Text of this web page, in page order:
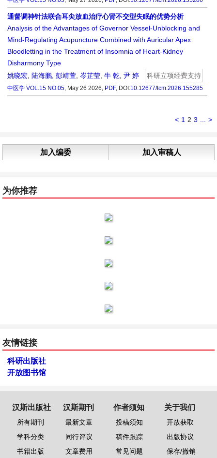
通督调神针法联合耳尖放血治疗心肾不交型失眠的优势分析
Analysis of the Advantages of Governor Vessel-Unblocking and
Mind-Regulating Acupuncture Combined with Auricular Apex
Bloodletting in the Treatment of Insomnia of Heart-Kidney
Disharmony Type
姚晓宏
陆海鹏 彭靖萱 岑芷莹 牛 乾 尹 婷 科研立项经费支持
中医学 VOL.15 NO.05, May 26 2026, PDF, DOI:10.12677/tcm.2026.155285
< 1 2 3 >
加入编委 加入审稿人
为你推荐
友情链接
科研出版社
开放图书馆
汉斯出版社
所有期刊
学科分类
书籍出版
汉斯期刊
最新文章
同行评议
文章费用
作者须知
投稿须知
稿件跟踪
常见问题
关于我们
开放获取
出版协议
保存/撤销